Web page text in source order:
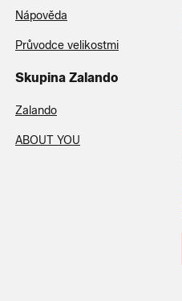
Nápověda
Průvodce velikostmi
Skupina Zalando
Zalando
ABOUT YOU